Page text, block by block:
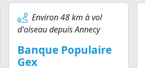
Environ 48 km à vol
d'oiseau depuis Annecy
Banque Populaire
Gex